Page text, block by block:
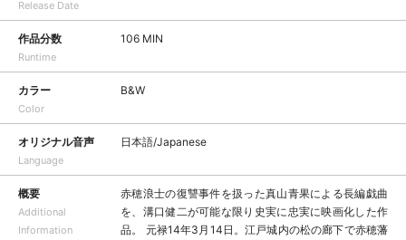
Release Date
作品分数
Runtime
106 MIN
カラー
Color
B&W
オリジナル音声
Language
日本語/Japanese
概要
Additional
Information
赤穂浪士の復讐事件を扱った真山青果による長編戯曲
を、溝口健二が可能な限り史実に忠実に映画化した作
品。 元禄14年3月14日。江戸城内の松の廊下で赤穂藩